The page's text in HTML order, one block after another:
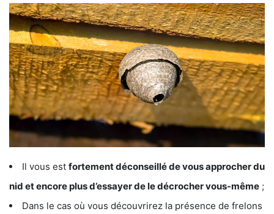
Il vous est fortement déconseillé de vous approcher du
nid et encore plus d’essayer de le décrocher vous-même ;
Dans le cas où vous découvrirez la présence de frelons